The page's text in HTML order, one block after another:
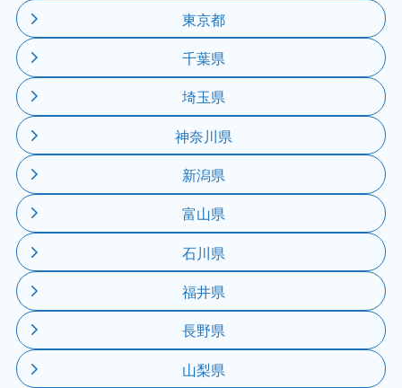
東京都
千葉県
埼玉県
神奈川県
新潟県
富山県
石川県
福井県
長野県
山梨県